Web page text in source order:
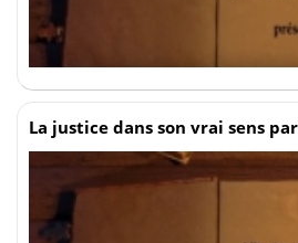
La justice dans son vrai sens